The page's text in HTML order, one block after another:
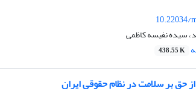
10.22034/
سیده نفیسه کاظمی
438.55 K
حق بر سلامت در نظام حقوقی ایران